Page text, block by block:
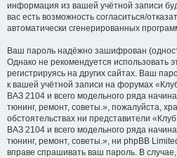
информация из вашей учётной записи
вас есть возможность согласиться/
автоматически сгенерированных
Ваш пароль надёжно зашифрован
Однако не рекомендуется использовать
регистрируясь на других сайтах. Ваш
к вашей учётной записи на форумах
ВАЗ 2104 и всего модельного ряда
тюнинг, ремонт, советы.», пожалуйста,
обстоятельствах ни представители
ВАЗ 2104 и всего модельного ряда
тюнинг, ремонт, советы.», ни phpBB
вправе спрашивать ваш пароль. В